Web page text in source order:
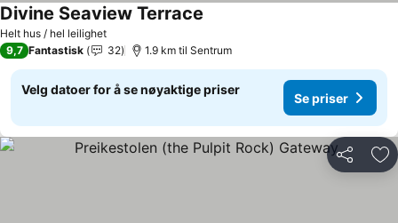
Helt hus / hel leilighet
Divine Seaview Terrace
9,7 Fantastisk 32 1.9 km til Sentrum
Velg datoer for å se nøyaktige priser
Se priser
Del